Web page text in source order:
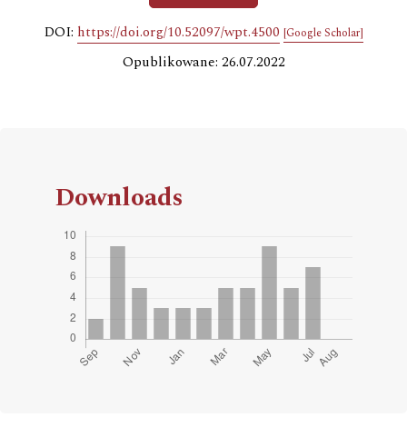
DOI: https://doi.org/10.52097/wpt.4500 [Google Scholar]
Opublikowane: 26.07.2022
Downloads